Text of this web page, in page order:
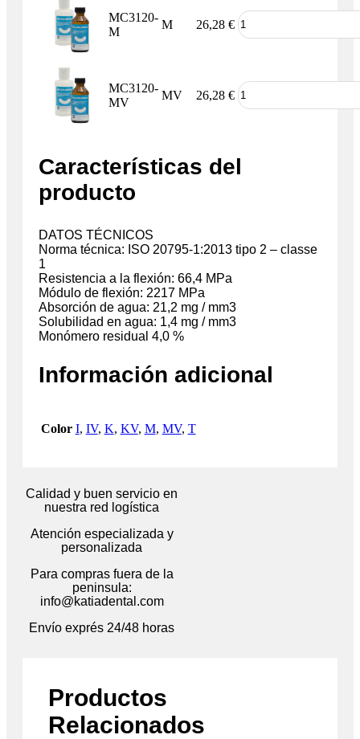
MC3120-
M
M 26,28 €
MC3120-
MV
MV 26,28 €
Características del
producto
DATOS TÉCNICOS
Norma técnica: ISO 20795-1:2013 tipo 2 – classe
1
Resistencia a la flexión: 66,4 MPa
Módulo de flexión: 2217 MPa
Absorción de agua: 21,2 mg / mm3
Solubilidad en agua: 1,4 mg / mm3
Monómero residual 4,0 %
Información adicional
Color I, IV, K, KV, M, MV, T
Calidad y buen servicio en
nuestra red logística
Atención especializada y
personalizada
Para compras fuera de la
peninsula:
info@katiadental.com
Envío exprés 24/48 horas
Productos
Relacionados